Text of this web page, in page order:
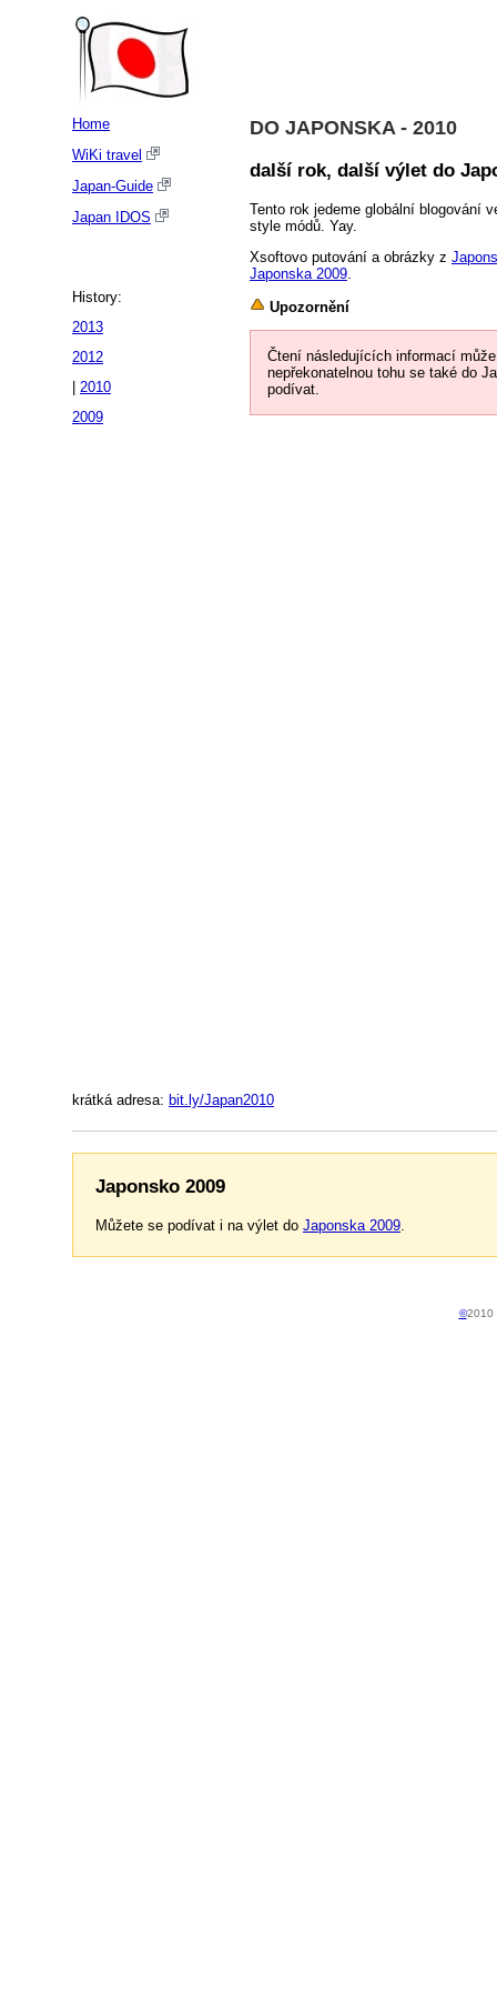
Home
WiKi travel
Japan-Guide
Japan IDOS
History:
2013
2012
2010
2009
DO JAPONSKA - 2010
další rok, další výlet do
Tento rok jedeme globální blogování
style módů. Yay.
Xsoftovo putování a obrázky z
Japonska 2009.
Upozornění
Čtení následujících informací
nepřekonatelnou tohu se také do
podívat.
krátká adresa: bit.ly/Japan2010
Japonsko 2009
Můžete se podívat i na výlet do Japonska 2009.
©2010